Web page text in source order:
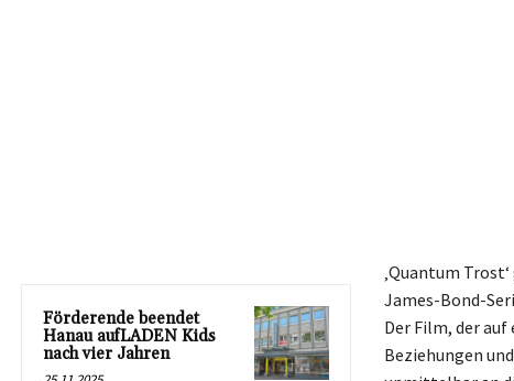
Förderende beendet
Hanau aufLADEN Kids
nach vier Jahren
‚Quantum
James-Bond-
Der Film, der
Beziehungen